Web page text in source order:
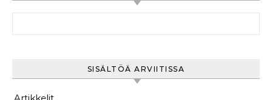
SISÄLTÖÄ ARVIITISSA